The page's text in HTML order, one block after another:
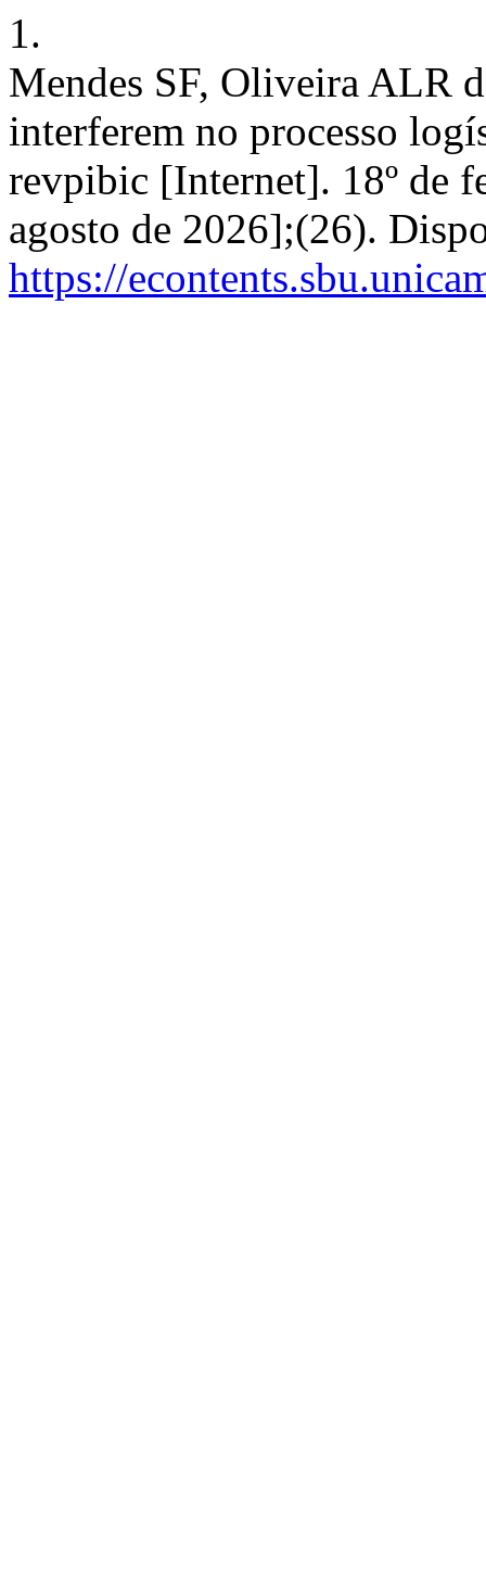
1.
Mendes SF, Oliveira ALR
interferem no processo
revpibic [Internet]. 18º de
agosto de 2026];(26).
https://